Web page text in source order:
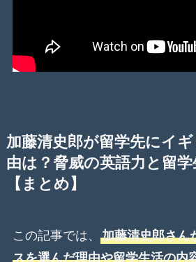
加藤清史郎が留学先にイ
由は？脅威の英語力と留
【まとめ】
この記事では、 加藤清史郎さん
スを選んだ理由や留学生活の内